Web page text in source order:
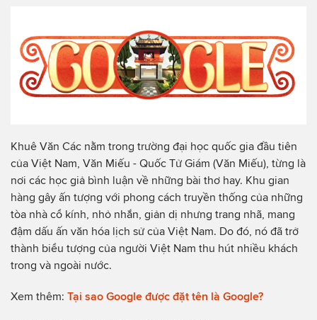
Khuê Văn Các nằm trong trường đại học quốc gia đầu tiên
của Việt Nam, Văn Miếu - Quốc Tử Giám (Văn Miếu), từng là
nơi các học giả bình luận về những bài thơ hay. Khu gian
hàng gây ấn tượng với phong cách truyền thống của những
tòa nhà cổ kính, nhỏ nhắn, giản dị nhưng trang nhã, mang
đậm dấu ấn văn hóa lịch sử của Việt Nam. Do đó, nó đã trở
thành biểu tượng của người Việt Nam thu hút nhiều khách
trong và ngoài nước.
Xem thêm: Tại sao Google được đặt tên là Google?